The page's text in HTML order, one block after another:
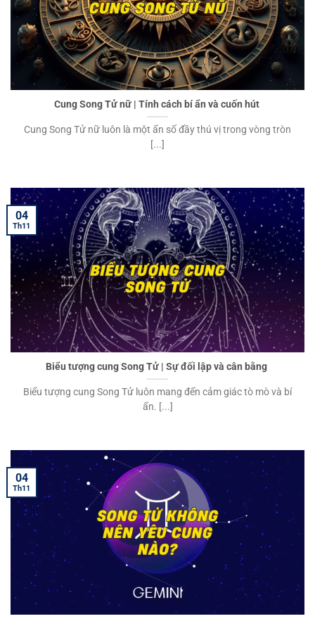
Cung Song Tử nữ | Tính cách bí ẩn và cuốn hút
Cung Song Tử nữ luôn là một ẩn số đầy thú vị trong vòng tròn
[...]
Biểu tượng cung Song Tử | Sự đối lập và cân bằng
Biểu tượng cung Song Tử luôn mang đến cảm giác tò mò và bí
ẩn. [...]
04
Th11
04
Th11